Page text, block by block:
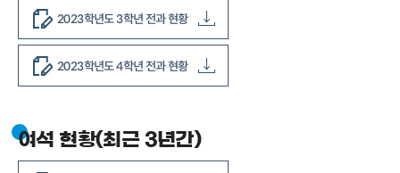
2023학년도 3학년 전과 현황
2023학년도 4학년 전과 현황
여석 현황(최근 3년간)